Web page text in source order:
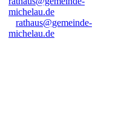
rathaus@gemeinde-
michelau.de